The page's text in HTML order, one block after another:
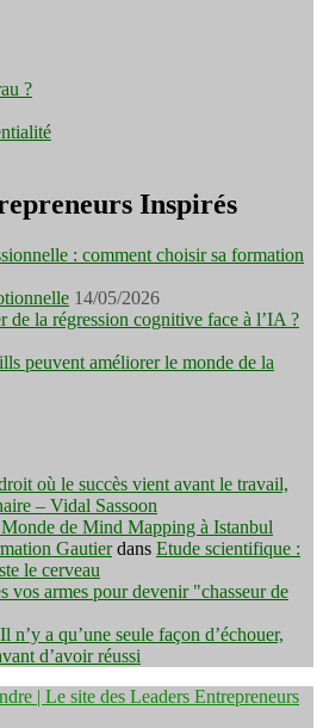
?
Inspirés
: comment choisir sa formation
14/05/2026
de la régression cognitive face à l’IA ?
peuvent améliorer le monde de la
où le succès vient avant le travail,
– Vidal Sassoon
de Mind Mapping à Istanbul
Gautierdans Etude scientifique :
le cerveau
vos armes pour devenir "chasseur de
Il n’y a qu’une seule façon d’échouer,
d’avoir réussi
| Le site des Leaders Entrepreneurs